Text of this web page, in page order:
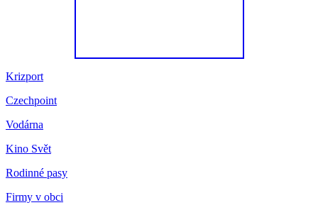
Krizport
Czechpoint
Vodárna
Kino Svět
Rodinné pasy
Firmy v obci